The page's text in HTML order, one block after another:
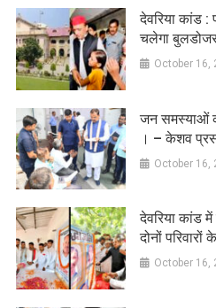
देवरिया कांड
चलेगा
October 16,
जन समस्याओं
। – केशव
October 16,
देवरिया कांड
दोनों
October 16,